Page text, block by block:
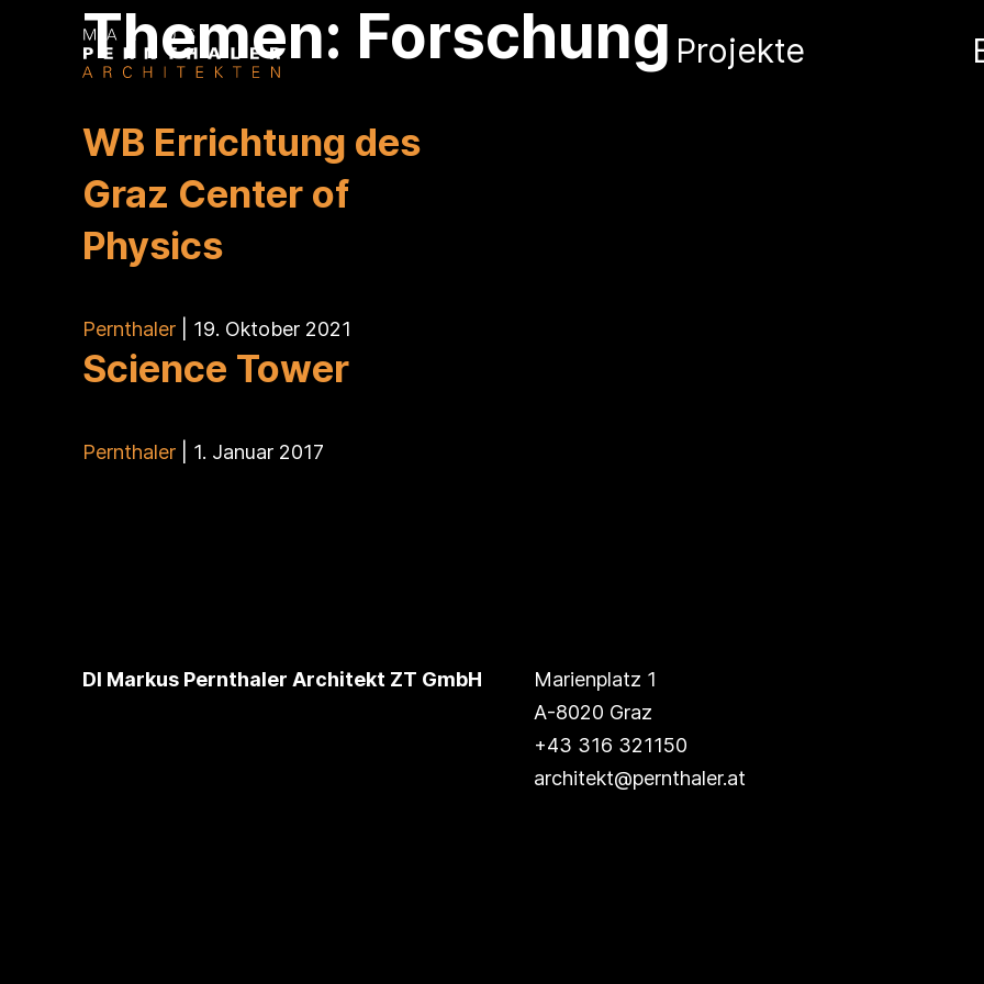
Projekte
Themen: Forschung
WB Errichtung des
Graz Center of
Physics
Pernthaler 19. Oktober 2021
Science Tower
Pernthaler 1. Januar 2017
DI Markus Pernthaler Architekt ZT GmbH
Marienplatz 1
A-8020 Graz
+43 316 321150
architekt@pernthaler.at